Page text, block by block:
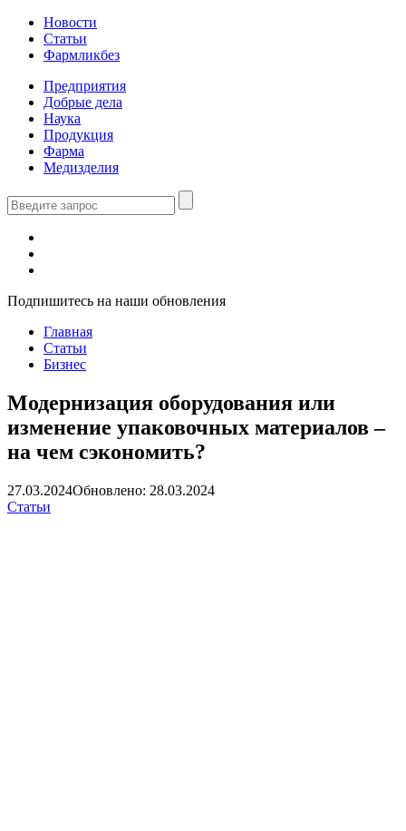
Новости
Статьи
Фармликбез
Предприятия
Добрые дела
Наука
Продукция
Фарма
Медизделия
Подпишитесь на наши обновления
Главная
Статьи
Бизнес
Модернизация оборудования или
изменение упаковочных материалов –
на чем сэкономить?
27.03.2024Обновлено: 28.03.2024
Статьи